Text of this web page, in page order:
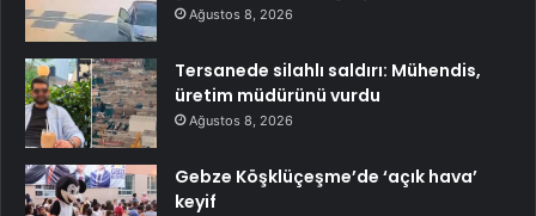
Ağustos 8, 2026
Tersanede silahlı saldırı: Mühendis,
üretim müdürünü vurdu
Ağustos 8, 2026
Gebze Köşklüçeşme’de ‘açık hava’
keyif